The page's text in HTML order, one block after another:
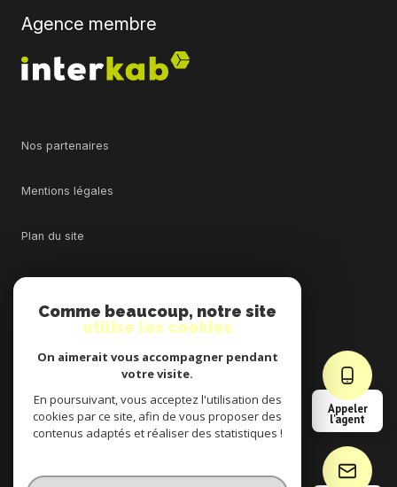
Appeler
l'agent
Agence membre
Nos partenaires
Mentions légales
Plan du site
Admin
Nos honoraires
Cookies
© 2026 | Tous droits réservés
Comme beaucoup, notre site
utilise les cookies
On aimerait vous accompagner pendant
votre visite.
En poursuivant, vous acceptez l'utilisation des
cookies par ce site, afin de vous proposer des
contenus adaptés et réaliser des statistiques !